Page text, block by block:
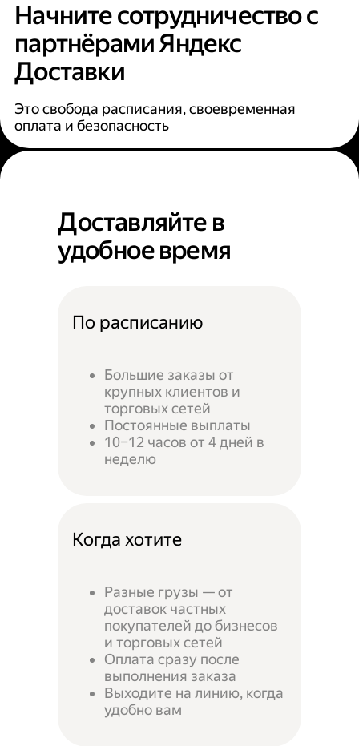
Начните сотрудничество с
партнёрами Яндекс
Доставки
Это свобода расписания, своевременная
оплата и безопасность
Доставляйте в
удобное время
По расписанию
Большие заказы от
крупных клиентов и
торговых сетей
Постоянные выплаты
10–12 часов от 4 дней в
неделю
Когда хотите
Разные грузы — от
доставок частных
покупателей до бизнесов
и торговых сетей
Оплата сразу после
выполнения заказа
Выходите на линию, когда
удобно вам